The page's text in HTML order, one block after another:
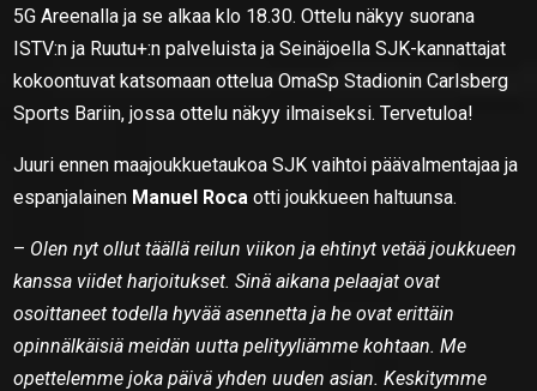
5G Areenalla ja se alkaa klo 18.30. Ottelu näkyy suorana
ISTV:n ja Ruutu+:n palveluista ja Seinäjoella SJK-kannattajat
kokoontuvat katsomaan ottelua OmaSp Stadionin Carlsberg
Sports Bariin, jossa ottelu näkyy ilmaiseksi. Tervetuloa!
Juuri ennen maajoukkuetaukoa SJK vaihtoi päävalmentajaa ja
espanjalainen Manuel Roca otti joukkueen haltuunsa.
– Olen nyt ollut täällä reilun viikon ja ehtinyt vetää joukkueen
kanssa viidet harjoitukset. Sinä aikana pelaajat ovat
osoittaneet todella hyvää asennetta ja he ovat erittäin
opinnälkäisiä meidän uutta pelityyliämme kohtaan. Me
opettelemme joka päivä yhden uuden asian. Keskitymme